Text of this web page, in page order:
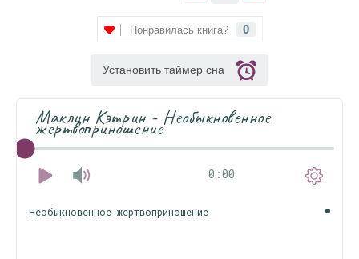
Понравилась книга? 0
Установить таймер сна
Маклин Кэтрин - Необыкновенное
жертвоприношение
0:00
Необыкновенное жертвоприношение